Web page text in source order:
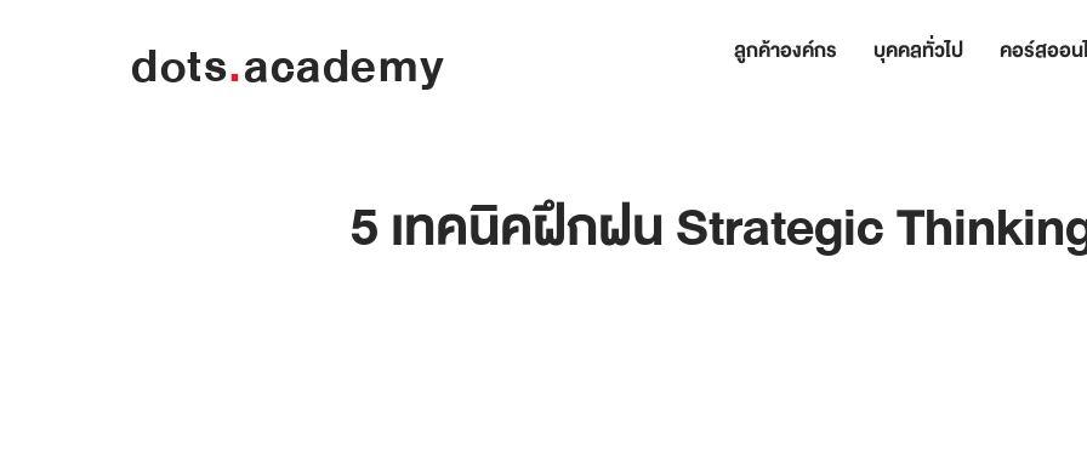
dots.academy ลูกค้าองค์กร บุคคลทั่วไป คอร์สออน
5 เทคนิคฝึกฝน Strategic